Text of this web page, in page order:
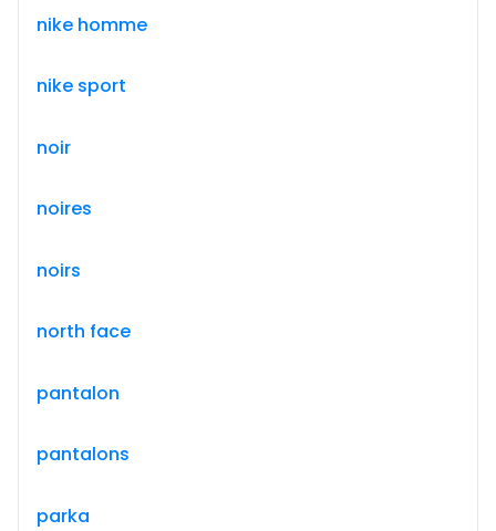
nike homme
nike sport
noir
noires
noirs
north face
pantalon
pantalons
parka